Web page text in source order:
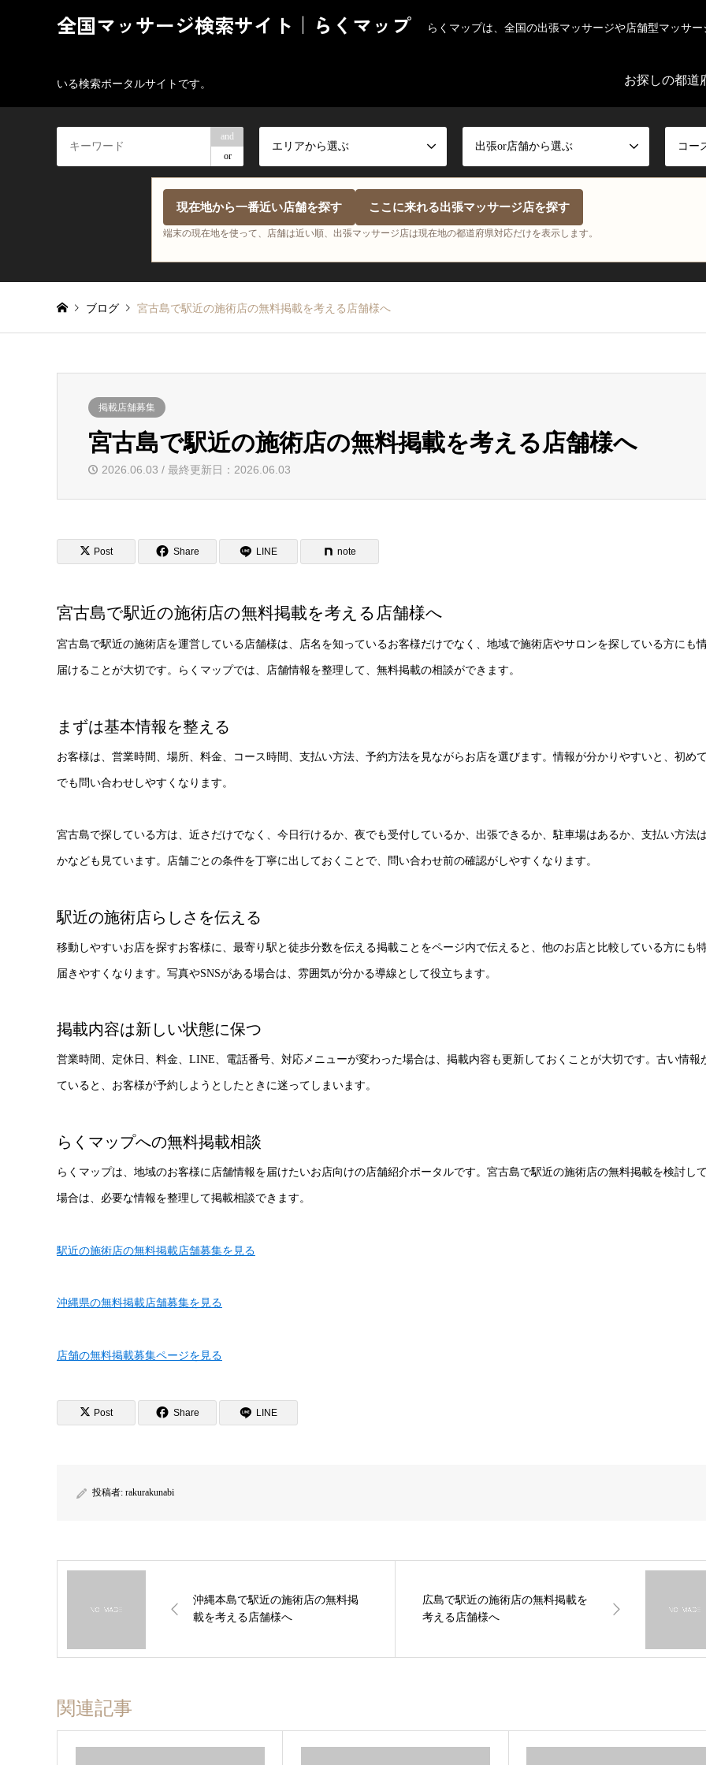
全国マッサージ検索サイト｜らくマップ らくマップは、全国の出張マッサージや店舗型マッサ
いる検索ポータルサイトです。 お探しの都道
and
or
エリアから選ぶ 出張or店舗から選ぶ コー
現在地から一番近い店舗を探す ここに来れる出張マッサージ店を探す
端末の現在地を使って、店舗は近い順、出張マッサージ店は現在地の都道府県対応だけを表示します。
ブログ 宮古島で駅近の施術店の無料掲載を考える店舗様へ
掲載店舗募集
宮古島で駅近の施術店の無料掲載を考える店舗様へ
2026.06.03 / 最終更新日：2026.06.03
Post Share LINE note
宮古島で駅近の施術店の無料掲載を考える店舗様へ
宮古島で駅近の施術店を運営している店舗様は、店名を知っているお客様だけでなく、地域で施術店やサロンを探している方にも
届けることが大切です。らくマップでは、店舗情報を整理して、無料掲載の相談ができます。
まずは基本情報を整える
お客様は、営業時間、場所、料金、コース時間、支払い方法、予約方法を見ながらお店を選びます。情報が分かりやすいと、初め
でも問い合わせしやすくなります。
宮古島で探している方は、近さだけでなく、今日行けるか、夜でも受付しているか、出張できるか、駐車場はあるか、支払い方法
かなども見ています。店舗ごとの条件を丁寧に出しておくことで、問い合わせ前の確認がしやすくなります。
駅近の施術店らしさを伝える
移動しやすいお店を探すお客様に、最寄り駅と徒歩分数を伝える掲載ことをページ内で伝えると、他のお店と比較している方にも
届きやすくなります。写真やSNSがある場合は、雰囲気が分かる導線として役立ちます。
掲載内容は新しい状態に保つ
営業時間、定休日、料金、LINE、電話番号、対応メニューが変わった場合は、掲載内容も更新しておくことが大切です。古い情報
ていると、お客様が予約しようとしたときに迷ってしまいます。
らくマップへの無料掲載相談
らくマップは、地域のお客様に店舗情報を届けたいお店向けの店舗紹介ポータルです。宮古島で駅近の施術店の無料掲載を検討し
場合は、必要な情報を整理して掲載相談できます。
駅近の施術店の無料掲載店舗募集を見る
沖縄県の無料掲載店舗募集を見る
店舗の無料掲載募集ページを見る
Post Share LINE
投稿者: rakurakunabi
沖縄本島で駅近の施術店の無料掲
載を考える店舗様へ
広島で駅近の施術店の無料掲載を
考える店舗様へ
関連記事